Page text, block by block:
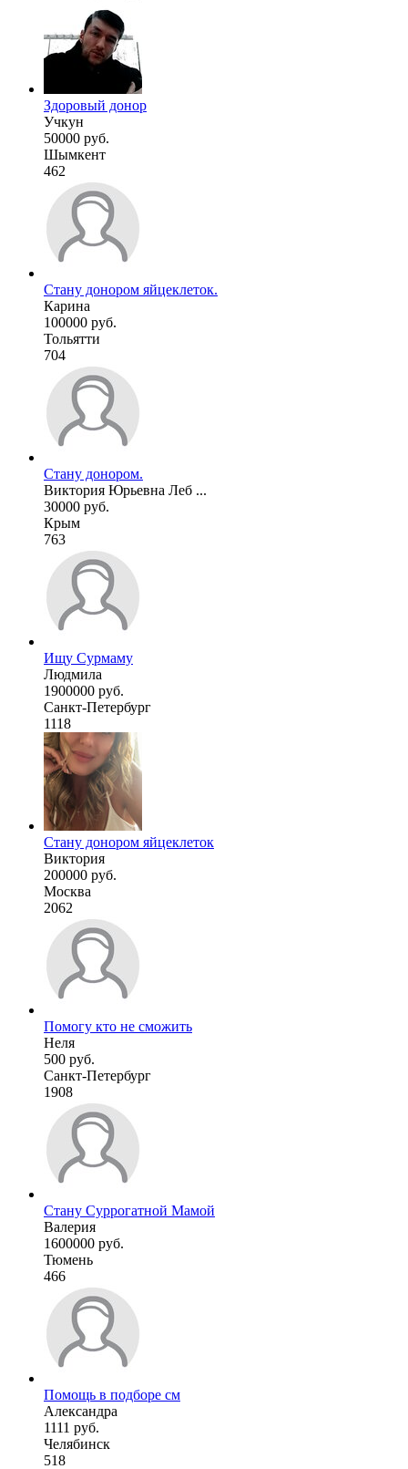
Здоровый донор
Учкун
50000 руб.
Шымкент
462
Стану донором яйцеклеток.
Карина
100000 руб.
Тольятти
704
Стану донором.
Виктория Юрьевна Леб ...
30000 руб.
Крым
763
Ищу Сурмаму
Людмила
1900000 руб.
Санкт-Петербург
1118
Стану донором яйцеклеток
Виктория
200000 руб.
Москва
2062
Помогу кто не сможить
Неля
500 руб.
Санкт-Петербург
1908
Стану Суррогатной Мамой
Валерия
1600000 руб.
Тюмень
466
Помощь в подборе см
Александра
1111 руб.
Челябинск
518